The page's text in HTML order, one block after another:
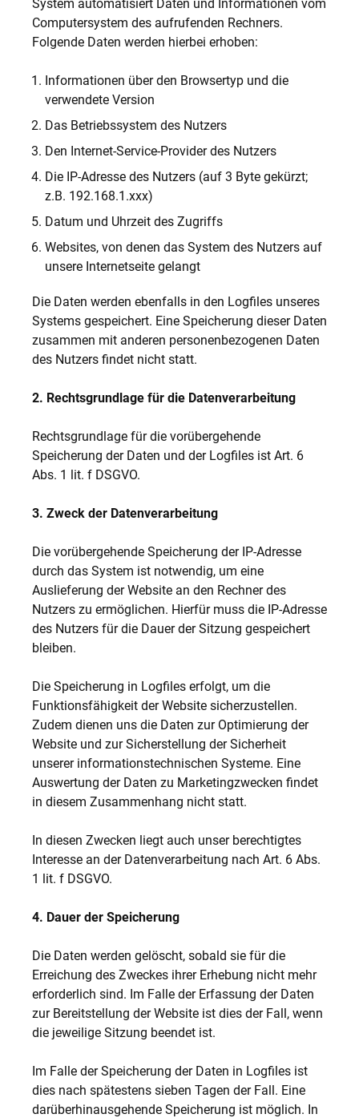
System automatisiert Daten und Informationen vom
Computersystem des aufrufenden Rechners.
Folgende Daten werden hierbei erhoben:
Informationen über den Browsertyp und die
verwendete Version
Das Betriebssystem des Nutzers
Den Internet-Service-Provider des Nutzers
Die IP-Adresse des Nutzers (auf 3 Byte gekürzt;
z.B. 192.168.1.xxx)
Datum und Uhrzeit des Zugriffs
Websites, von denen das System des Nutzers auf
unsere Internetseite gelangt
Die Daten werden ebenfalls in den Logfiles unseres
Systems gespeichert. Eine Speicherung dieser Daten
zusammen mit anderen personenbezogenen Daten
des Nutzers findet nicht statt.
2. Rechtsgrundlage für die Datenverarbeitung
Rechtsgrundlage für die vorübergehende
Speicherung der Daten und der Logfiles ist Art. 6
Abs. 1 lit. f DSGVO.
3. Zweck der Datenverarbeitung
Die vorübergehende Speicherung der IP-Adresse
durch das System ist notwendig, um eine
Auslieferung der Website an den Rechner des
Nutzers zu ermöglichen. Hierfür muss die IP-Adresse
des Nutzers für die Dauer der Sitzung gespeichert
bleiben.
Die Speicherung in Logfiles erfolgt, um die
Funktionsfähigkeit der Website sicherzustellen.
Zudem dienen uns die Daten zur Optimierung der
Website und zur Sicherstellung der Sicherheit
unserer informationstechnischen Systeme. Eine
Auswertung der Daten zu Marketingzwecken findet
in diesem Zusammenhang nicht statt.
In diesen Zwecken liegt auch unser berechtigtes
Interesse an der Datenverarbeitung nach Art. 6 Abs.
1 lit. f DSGVO.
4. Dauer der Speicherung
Die Daten werden gelöscht, sobald sie für die
Erreichung des Zweckes ihrer Erhebung nicht mehr
erforderlich sind. Im Falle der Erfassung der Daten
zur Bereitstellung der Website ist dies der Fall, wenn
die jeweilige Sitzung beendet ist.
Im Falle der Speicherung der Daten in Logfiles ist
dies nach spätestens sieben Tagen der Fall. Eine
darüberhinausgehende Speicherung ist möglich. In